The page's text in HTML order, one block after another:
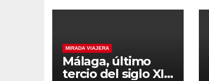
MIRADA VIAJERA
Málaga, último
tercio del siglo XIX